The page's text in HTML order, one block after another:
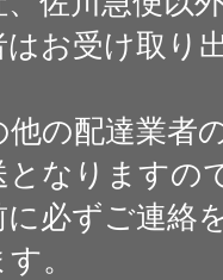
はお受け取り
の配達業者
となりますの
必ずご連絡
。